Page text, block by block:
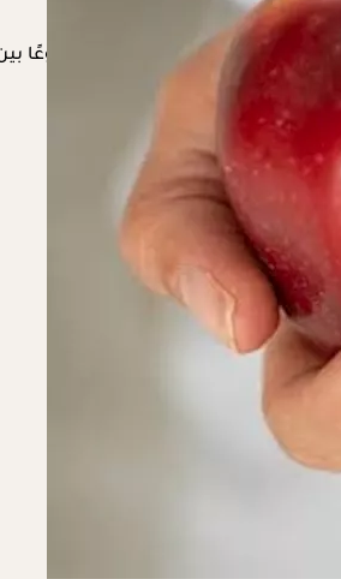
لهم، فالتفاح من أكثر الفواكه شيوعًا